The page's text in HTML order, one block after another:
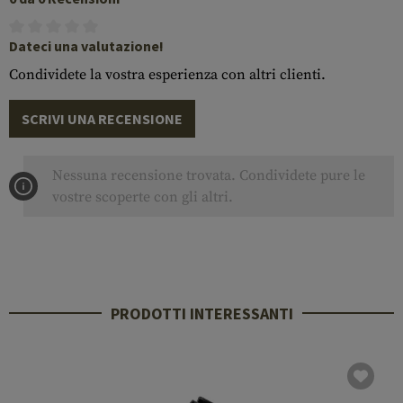
Dateci una valutazione!
Condividete la vostra esperienza con altri clienti.
SCRIVI UNA RECENSIONE
Nessuna recensione trovata. Condividete pure le
vostre scoperte con gli altri.
PRODOTTI INTERESSANTI